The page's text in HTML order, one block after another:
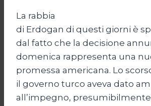
La rabbia
di Erdogan di questi giorni è
dal fatto che la decisione
domenica rappresenta una
promessa americana. Lo
il governo turco aveva dato
all’impegno,